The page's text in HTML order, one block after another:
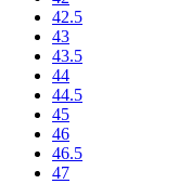
42.5
43
43.5
44
44.5
45
46
46.5
47